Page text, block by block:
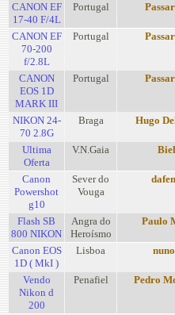
CANON EF
17-40 F/4L
Portugal
CANON EF
70-200
f/2.8L
Portugal
CANON
EOS 1D
MARK III
Portugal
NIKON 24-
70 2.8G
Braga Hugo
Ultima
Oferta
V.N.Gaia Biel
Canon
Powershot
g10
Sever do
Vouga
Flash SB
800 NIKON
Angra do
Heroísmo
Paulo
Canon EOS
1D ( MkI )
Lisboa
Vendo
Nikon d
200
Penafiel Pedro